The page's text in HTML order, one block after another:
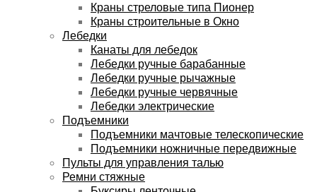
Краны стреловые типа Пионер
Краны строительные в Окно
Лебедки
Канаты для лебедок
Лебедки ручные барабанные
Лебедки ручные рычажные
Лебедки ручные червячные
Лебедки электрические
Подъемники
Подъемники мачтовые телескопические
Подъемники ножничные передвижные
Пульты для управления талью
Ремни стяжные